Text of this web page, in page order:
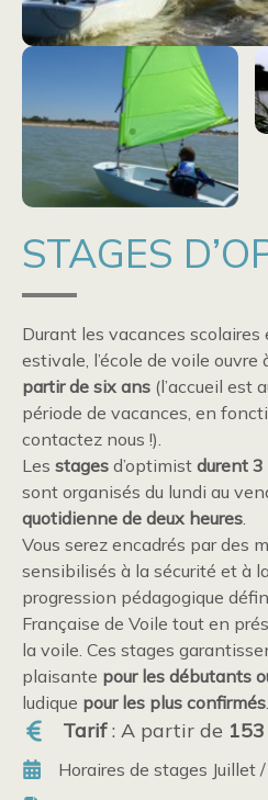
STAGES
Durant les vacances
estivale, l’école de voile ouvre
partir de six ans (l’accueil est
période de vacances, en
contactez nous !).
Les stages d’optimist durent 3
sont organisés du lundi au
quotidienne de deux heures.
Vous serez encadrés par des
sensibilisés à la sécurité et à
progression pédagogique
Française de Voile tout en
la voile. Ces stages
plaisante pour les débutants
ludique pour les plus confirmés.
Tarif: A partir de
Horaires de stages Juillet